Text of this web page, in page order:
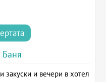
Баня
закуски и вечери в хотел